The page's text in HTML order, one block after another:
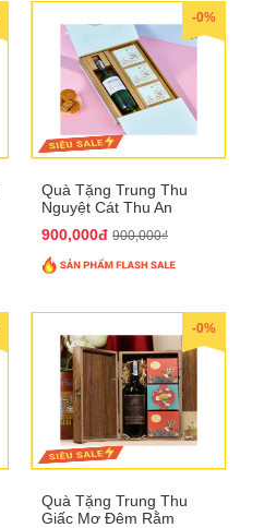
-0%
Quà Tặng Trung Thu
Nguyệt Cát Thu An
900,000đ 900,000₫
-0%
Quà Tặng Trung Thu
Giấc Mơ Đêm Rằm